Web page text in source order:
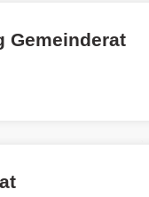
Gemeinderat